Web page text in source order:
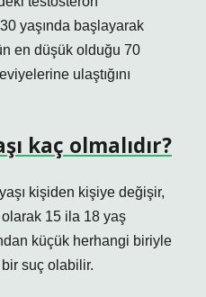
yaşında başlayarak
en düşük olduğu 70
ulaştığını
kaç olmalıdır?
kişiden kişiye değişir,
15 ila 18 yaş
küçük herhangi biriyle
suç olabilir.